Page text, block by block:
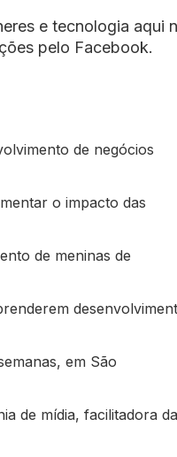
e tecnologia aqui
pelo Facebook.
de negócios
o impacto das
de meninas de
em São
de mídia, facilitadora da